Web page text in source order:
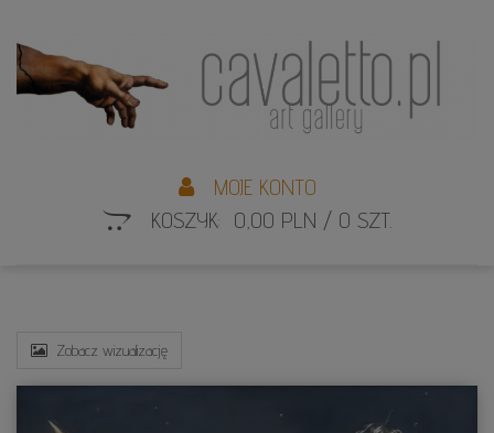
MOJE KONTO
KOSZYK: 0,00 PLN / 0 SZT.
Zobacz wizualizację